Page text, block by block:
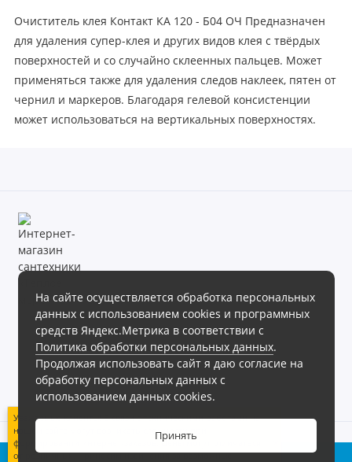
0
Очиститель клея Контакт КА 120 - Б04 ОЧ Предназначен
для удаления супер-клея и других видов клея с твёрдых
поверхностей и со случайно склеенных пальцев. Может
применяться также для удаления следов наклеек, пятен от
чернил и маркеров. Благодаря гелевой консистенции
может использоваться на вертикальных поверхностях.
На сайте осуществляется обработка персональных
данных с использованием cookies и программных
средств Яндекс.Метрика в соответствии с
Политика обработки персональных данных.
Продолжая использовать сайт я даю согласие на
обработку персональных данных с
использованием данных cookies.
Принять
Магазин сантехники «Теплое море» готов предложить своим
клиентам обширный ассортимент продукции в различных
ценовых диапазонах.
Интернет магазин сантехники «Теплое море», 2026г.
Политика обработки персональных данных
Уважаемые клиенты! В связи с техническими работами на
нашем сайте могут возникать сложности при
формировании интернет-заказов. Цены могут отличаться
от розничных. Приносим извинения за возможные